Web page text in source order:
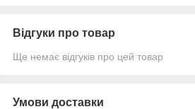
Відгуки про товар
Ще немає відгуків про цей товар
Умови доставки